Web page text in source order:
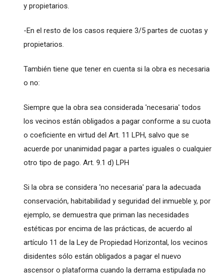
y propietarios.
-En el resto de los casos requiere 3/5 partes de cuotas y
propietarios.
También tiene que tener en cuenta si la obra es necesaria
o no:
Siempre que la obra sea considerada 'necesaria' todos
los vecinos están obligados a pagar conforme a su cuota
o coeficiente en virtud del Art. 11 LPH, salvo que se
acuerde por unanimidad pagar a partes iguales o cualquier
otro tipo de pago. Art. 9.1 d) LPH
Si la obra se considera 'no necesaria' para la adecuada
conservación, habitabilidad y seguridad del inmueble y, por
ejemplo, se demuestra que priman las necesidades
estéticas por encima de las prácticas, de acuerdo al
artículo 11 de la Ley de Propiedad Horizontal, los vecinos
disidentes sólo están obligados a pagar el nuevo
ascensor o plataforma cuando la derrama estipulada no